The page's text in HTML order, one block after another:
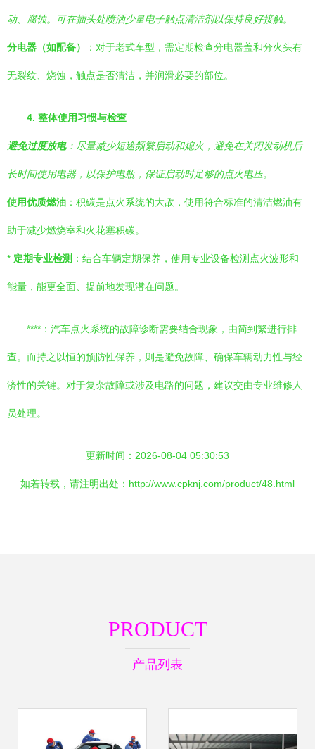
动、腐蚀。可在插头处喷洒少量电子触点清洁剂以保持良好接触。
分电器（如配备） ：对于老式车型，需定期检查分电器盖和分火头有
无裂纹、烧蚀，触点是否清洁，并润滑必要的部位。
4. 整体使用习惯与检查
避免过度放电：尽量减少短途频繁启动和熄火，避免在关闭发动机后
长时间使用电器，以保护电瓶，保证启动时足够的点火电压。
使用优质燃油 ：积碳是点火系统的大敌，使用符合标准的清洁燃油有
助于减少燃烧室和火花塞积碳。
* 定期专业检测 ：结合车辆定期保养，使用专业设备检测点火波形和
能量，能更全面、提前地发现潜在问题。
****：汽车点火系统的故障诊断需要结合现象，由简到繁进行排
查。而持之以恒的预防性保养，则是避免故障、确保车辆动力性与经
济性的关键。对于复杂故障或涉及电路的问题，建议交由专业维修人
员处理。
更新时间：2026-08-04 05:30:53
如若转载，请注明出处：http://www.cpknj.com/product/48.html
PRODUCT
产品列表